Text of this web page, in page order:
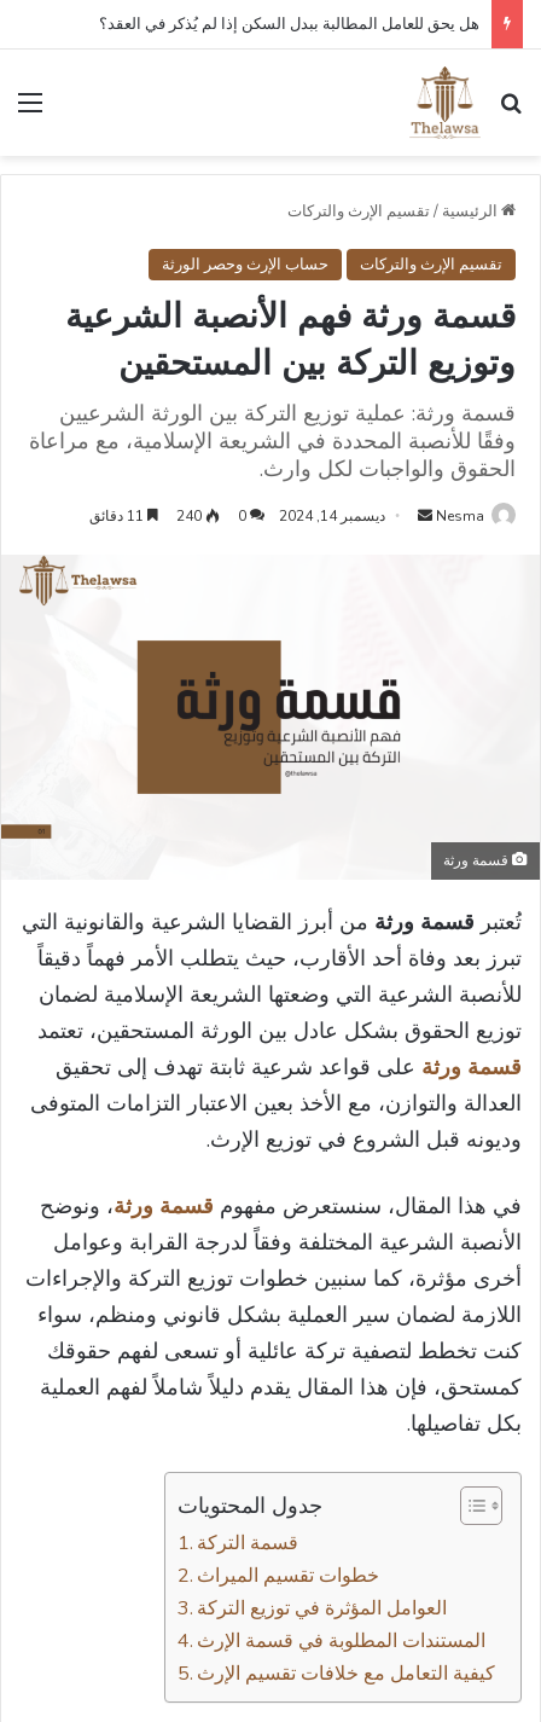
هل يحق للعامل المطالبة ببدل السكن إذا لم يُذكر في العقد؟
بحث عن
الرئيسية /تقسيم الإرث والتركات
تقسيم الإرث والتركات حساب الإرث وحصر الورثة
قسمة ورثة فهم الأنصبة الشرعية
وتوزيع التركة بين المستحقين
قسمة ورثة: عملية توزيع التركة بين الورثة الشرعيين
وفقًا للأنصبة المحددة في الشريعة الإسلامية، مع مراعاة
الحقوق والواجبات لكل وارث.
Nesma
أرسل ديسمبر 14, 2024 0
240
قسمة ورثة
تُعتبر قسمة ورثة من أبرز القضايا الشرعية والقانونية التي
تبرز بعد وفاة أحد الأقارب، حيث يتطلب الأمر فهماً دقيقاً
للأنصبة الشرعية التي وضعتها الشريعة الإسلامية لضمان
توزيع الحقوق بشكل عادل بين الورثة المستحقين، تعتمد
قسمة ورثة على قواعد شرعية ثابتة تهدف إلى تحقيق
العدالة والتوازن، مع الأخذ بعين الاعتبار التزامات المتوفى
وديونه قبل الشروع في توزيع الإرث.
في هذا المقال، سنستعرض مفهوم قسمة ورثة، ونوضح
الأنصبة الشرعية المختلفة وفقاً لدرجة القرابة وعوامل
أخرى مؤثرة، كما سنبين خطوات توزيع التركة والإجراءات
اللازمة لضمان سير العملية بشكل قانوني ومنظم، سواء
كنت تخطط لتصفية تركة عائلية أو تسعى لفهم حقوقك
كمستحق، فإن هذا المقال يقدم دليلاً شاملاً لفهم العملية
بكل تفاصيلها.
جدول المحتويات
قسمة التركة
خطوات تقسيم الميراث
العوامل المؤثرة في توزيع التركة
المستندات المطلوبة في قسمة الإرث
كيفية التعامل مع خلافات تقسيم الإرث